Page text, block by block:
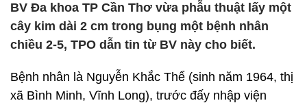
BV Đa khoa TP Cần Thơ vừa phẫu thuật lấy một
cây kim dài 2 cm trong bụng một bệnh nhân
chiều 2-5, TPO dẫn tin từ BV này cho biết.
Bệnh nhân là Nguyễn Khắc Thể (sinh năm 1964, thị
xã Bình Minh, Vĩnh Long), trước đấy nhập viện